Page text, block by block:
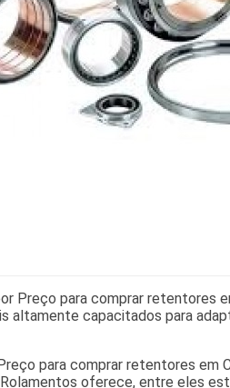
Preço para comprar retentores
altamente capacitados para
para comprar retentores em
Rolamentos oferece, entre eles